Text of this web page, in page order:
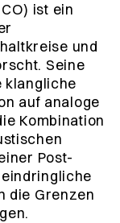
ist ein
und
Seine
klangliche
auf analoge
Kombination
Post-
die Grenzen